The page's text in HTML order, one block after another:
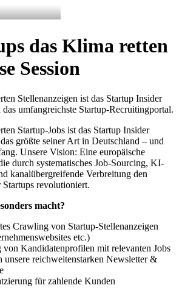
das Klima retten
Session
Stellenanzeigen ist das Startup Insider
umfangreichste Startup-Recruitingportal.
Startup-Jobs ist das Startup Insider
größte seiner Art in Deutschland – und
Unsere Vision: Eine europäische
durch systematisches Job-Sourcing, KI-
kanalübergreifende Verbreitung den
revolutioniert.
macht?
Crawling von Startup-Stellenanzeigen
etc.)
Kandidatenprofilen mit relevanten Jobs
unsere reichweitenstarken Newsletter &
für zahlende Kunden